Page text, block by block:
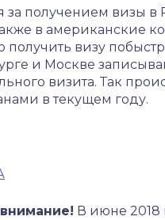
за получением визы
в американские
получить визу
и Москве
визита. Так
в текущем году.
В июне 2018